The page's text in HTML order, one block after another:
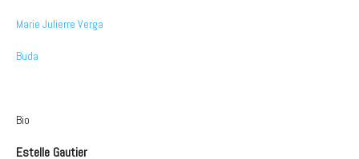
Marie Julierre Verga
Buda
Bio
Estelle Gautier